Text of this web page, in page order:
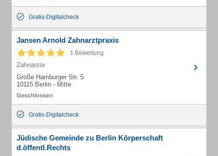
Gratis-Digitalcheck
Jansen Arnold Zahnarztpraxis
1 Bewertung
Zahnärzte
Große Hamburger Str. 5
10115 Berlin - Mitte
Gratis-Digitalcheck
Jüdische Gemeinde zu Berlin Körperschaft
d.öffentl.Rechts